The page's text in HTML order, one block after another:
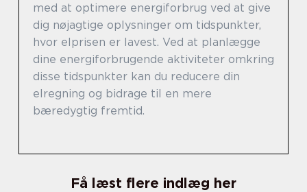
med at optimere energiforbrug ved at give
dig nøjagtige oplysninger om tidspunkter,
hvor elprisen er lavest. Ved at planlægge
dine energiforbrugende aktiviteter omkring
disse tidspunkter kan du reducere din
elregning og bidrage til en mere
bæredygtig fremtid.
Få læst flere indlæg her